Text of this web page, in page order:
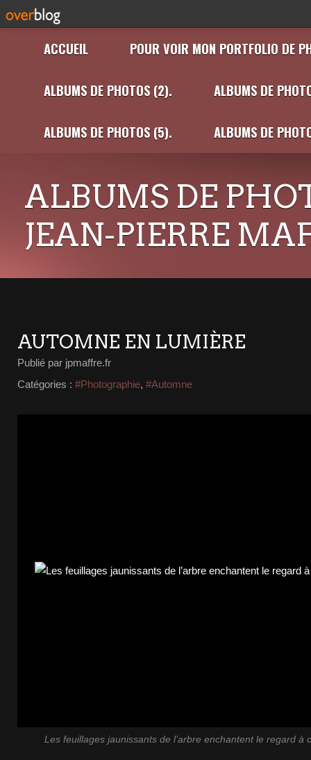
ACCUEIL POUR VOIR MON PORTFOLIO DE
ALBUMS DE PHOTOS (2). ALBUMS DE
ALBUMS DE PHOTOS (5). ALBUMS DE
ALBUMS DE
JEAN-PIERRE
AUTOMNE EN LUMIÈRE
Publié par jpmaffre.fr
Catégories : #Photographie, #Automne
Les feuillages jaunissants de l’arbre enchantent le regard à